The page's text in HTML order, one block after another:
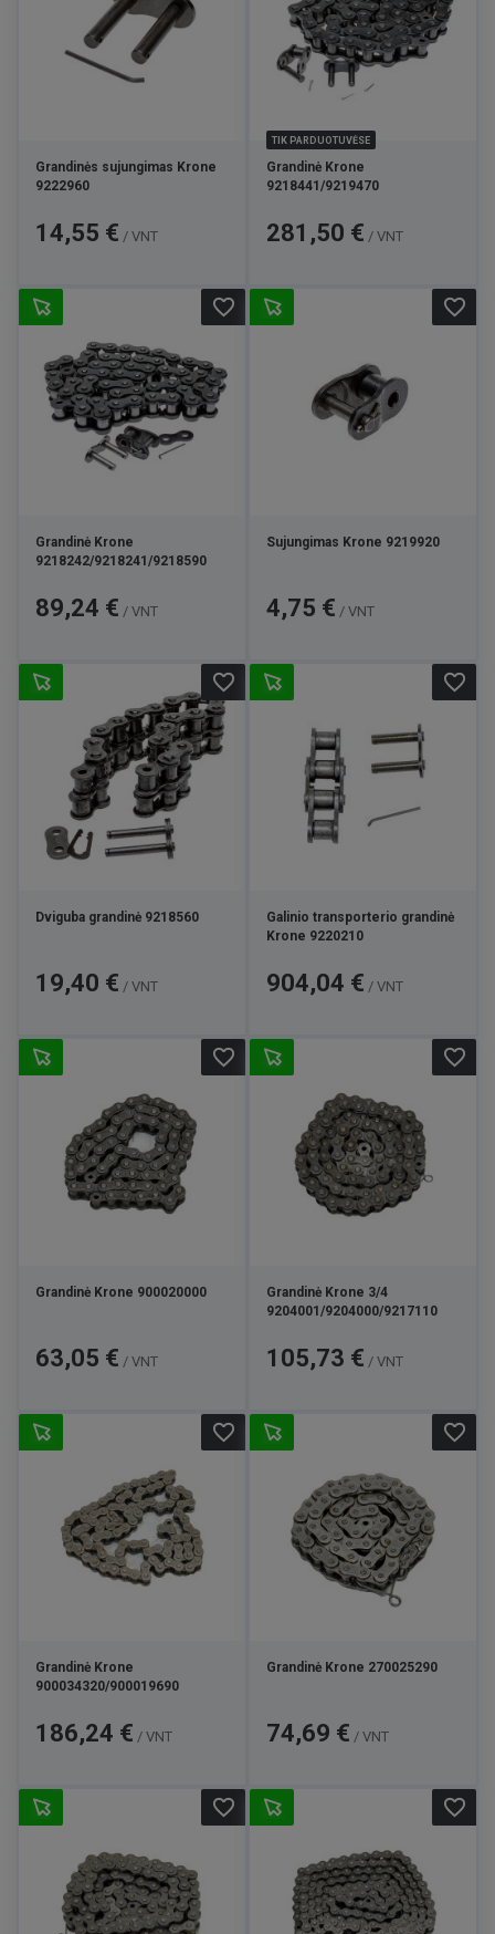
Grandinės sujungimas Krone
9222960
Kaina
14,55 € / VNT
TIK PARDUOTUVĖSE
Grandinė Krone
9218441/9219470
Kaina
281,50 € / VNT
Grandinė Krone
9218242/9218241/9218590
Kaina
89,24 € / VNT
favorite_border
Sujungimas Krone 9219920
Kaina
4,75 € / VNT
favorite_border
Dviguba grandinė 9218560
Kaina
19,40 € / VNT
favorite_border
Galinio transporterio grandinė
Krone 9220210
Kaina
904,04 € / VNT
favorite_border
Grandinė Krone 900020000
Kaina
63,05 € / VNT
favorite_border
Grandinė Krone 3/4
9204001/9204000/9217110
Kaina
105,73 € / VNT
favorite_border
Grandinė Krone
900034320/900019690
Kaina
186,24 € / VNT
favorite_border
Grandinė Krone 270025290
Kaina
74,69 € / VNT
favorite_border
favorite_border favorite_border